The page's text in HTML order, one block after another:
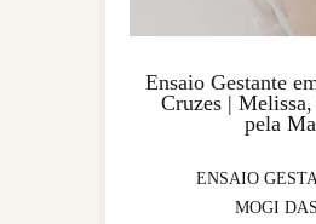
Ensaio Gestante
Cruzes |
pela
ENSAIO
MOGI